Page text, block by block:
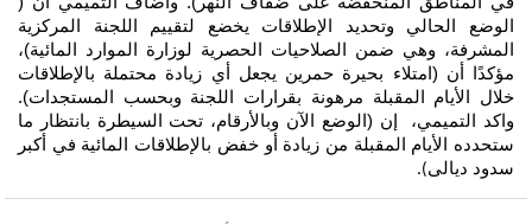
الوضع الحالي وتحديد الإطلاقات يخضع لتقييم اللجنة المركزية
المشرفة، وهي ضمن الصلاحيات الحصرية لوزارة الموارد المائية)،
مؤكدًا أن (امتلاء بحيرة حمرين يجعل أي زيادة محتملة بالإطلاقات
خلال الأيام المقبلة مرهونة بقرارات اللجنة وبحسب المستجدات).
واكد التميمي، إن (الوضع الآن وبالأرقام، تحت السيطرة بانتظار ما
ستحدده الأيام المقبلة من زيادة أو خفض بالإطلاقات المائية في أكبر
سدود ديالى).